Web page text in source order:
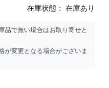
在庫状態：在庫あり
品で無い場合はお取り寄せと
が変更となる場合がございま